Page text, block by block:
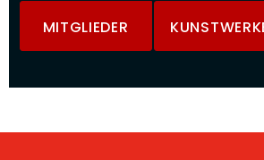
MITGLIEDER